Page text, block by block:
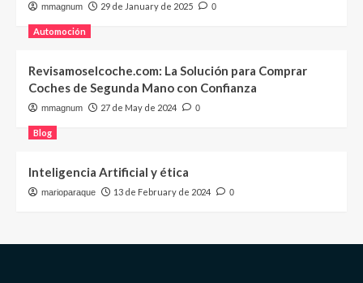
mmagnum 29 de January de 2025 0
Automoción
Revisamoselcoche.com: La Solución para Comprar
Coches de Segunda Mano con Confianza
mmagnum 27 de May de 2024 0
Blog
Inteligencia Artificial y ética
marioparaque 13 de February de 2024 0